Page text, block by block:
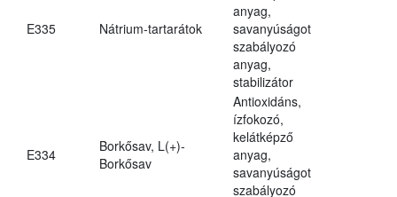
E335 Nátrium-tartarátok
anyag,
savanyúságot
szabályozó
anyag,
stabilizátor
E334
Borkősav, L(+)-
Borkősav
Antioxidáns,
ízfokozó,
kelátképző
anyag,
savanyúságot
szabályozó